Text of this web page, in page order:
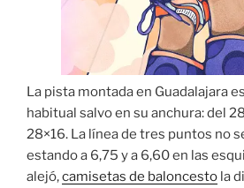
La pista montada en Guadalajara
habitual salvo en su anchura: del
28×16. La línea de tres puntos no
estando a 6,75 y a 6,60 en las
alejó,camisetas de baloncesto la